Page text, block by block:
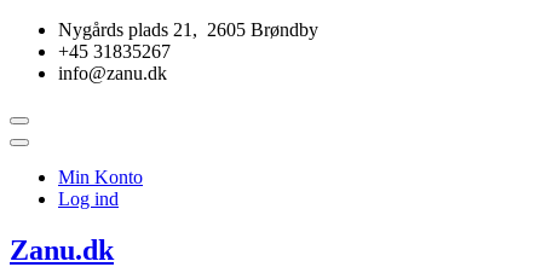
Skip
content
Nygårds plads 21, 2605 Brøndby
+45 31835267
info@zanu.dk
Topbar
Menu
Min Konto
Log ind
Zanu.dk